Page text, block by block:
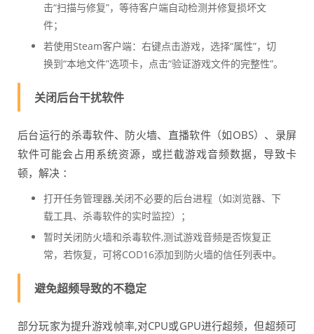
击“扫描与修复”，等待客户端自动检测并修复损坏文
件；
若使用Steam客户端：右键点击游戏，选择“属性”，切
换到“本地文件”选项卡，点击“验证游戏文件的完整性”。
关闭后台干扰软件
后台运行的杀毒软件、防火墙、直播软件（如OBS）、录屏
软件可能会占用系统资源，或拦截游戏音频数据，导致卡
顿，解决 ：
打开任务管理器,关闭不必要的后台进程（如浏览器、下
载工具、杀毒软件的实时监控）；
暂时关闭防火墙和杀毒软件,测试游戏音频是否恢复正
常，若恢复，可将COD16添加到防火墙的信任列表中。
避免超频导致的不稳定
部分玩家为提升游戏帧率,对CPU或GPU进行超频，但超频可